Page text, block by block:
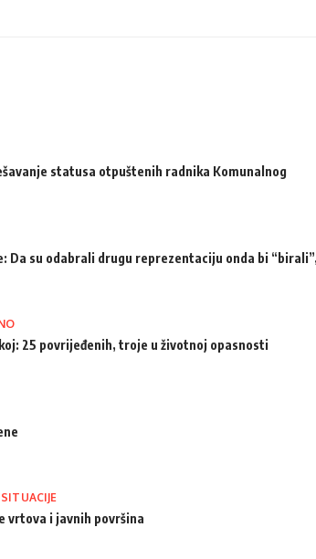
statusa otpuštenih radnika Komunalnog
Da su odabrali drugu reprezentaciju onda bi
25 povrijeđenih, troje u životnoj opasnosti
vrtova i javnih površina